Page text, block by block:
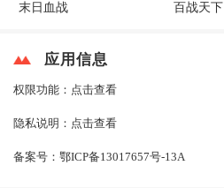
末日血战 百战天下
应用信息
权限功能： 点击查看
隐私说明： 点击查看
备案号： 鄂ICP备13017657号-13A